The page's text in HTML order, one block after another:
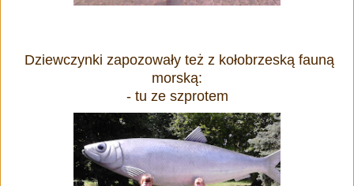
Dziewczynki zapozowały też z kołobrzeską fauną
morską:
- tu ze szprotem